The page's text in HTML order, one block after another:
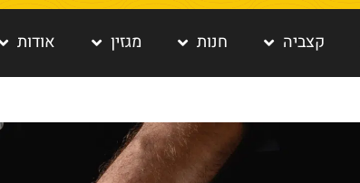
קצביה חנות מגזין אודות